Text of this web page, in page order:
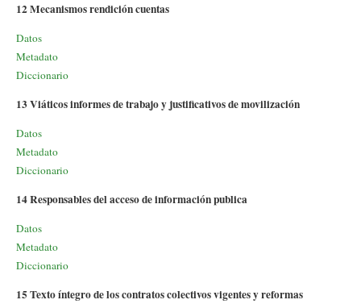
12 Mecanismos rendición cuentas
Datos
Metadato
Diccionario
13 Viáticos informes de trabajo y justificativos de movilización
Datos
Metadato
Diccionario
14 Responsables del acceso de información publica
Datos
Metadato
Diccionario
15 Texto íntegro de los contratos colectivos vigentes y reformas